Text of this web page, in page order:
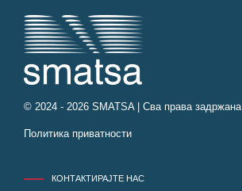
© 2024 - 2026 SMATSA | Сва права задржана
Политика приватности
КОНТАКТИРАЈТЕ НАС